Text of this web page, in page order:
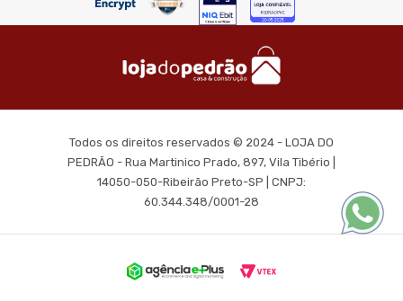
Todos os direitos reservados © 2024 - LOJA DO
PEDRÃO - Rua Martinico Prado, 897, Vila Tibério |
14050-050-Ribeirão Preto-SP | CNPJ:
60.344.348/0001-28